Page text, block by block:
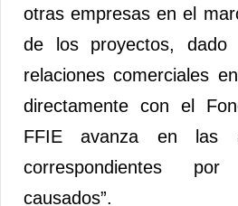
otras empresas en el
de los proyectos,
relaciones comerciales
directamente con el
FFIE avanza en las
correspondientes
causados”.